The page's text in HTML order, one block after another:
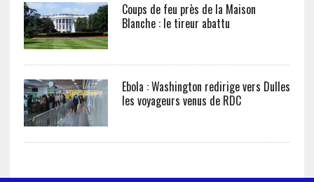
Coups de feu près de la Maison
Blanche : le tireur abattu
Ebola : Washington redirige vers Dulles
les voyageurs venus de RDC